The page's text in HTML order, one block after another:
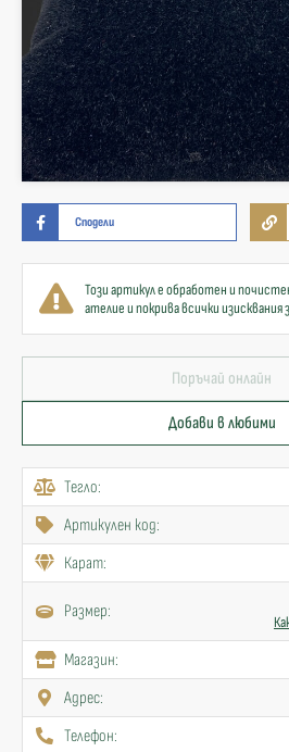
Сподели
Този артикул е обработен и
ателие и покрива всички изисквания
Поръчай онлайн
Добави в любими
Тегло:
Артикулен код:
Карат:
Размер:
Mагазин:
Адрес:
Телефон: